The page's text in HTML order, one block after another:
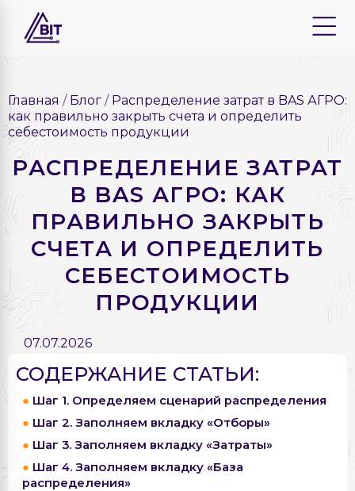
Главная Блог
Распределение затрат в BAS АГРО:
как правильно закрыть счета и определить
себестоимость продукции
РАСПРЕДЕЛЕНИЕ ЗАТРАТ
В BAS АГРО: КАК
ПРАВИЛЬНО ЗАКРЫТЬ
СЧЕТА И ОПРЕДЕЛИТЬ
СЕБЕСТОИМОСТЬ
ПРОДУКЦИИ
07.07.2026
СОДЕРЖАНИЕ СТАТЬИ:
Шаг 1. Определяем сценарий распределения
Шаг 2. Заполняем вкладку «Отборы»
Шаг 3. Заполняем вкладку «Затраты»
Шаг 4. Заполняем вкладку «База
распределения»